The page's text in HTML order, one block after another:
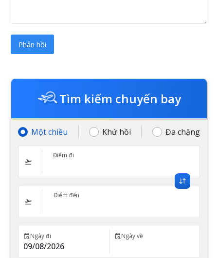
Tìm kiếm chuyến bay
Một chiều Khứ hồi Đa chặng
Điểm đi
Điểm đến
Ngày đi Ngày về